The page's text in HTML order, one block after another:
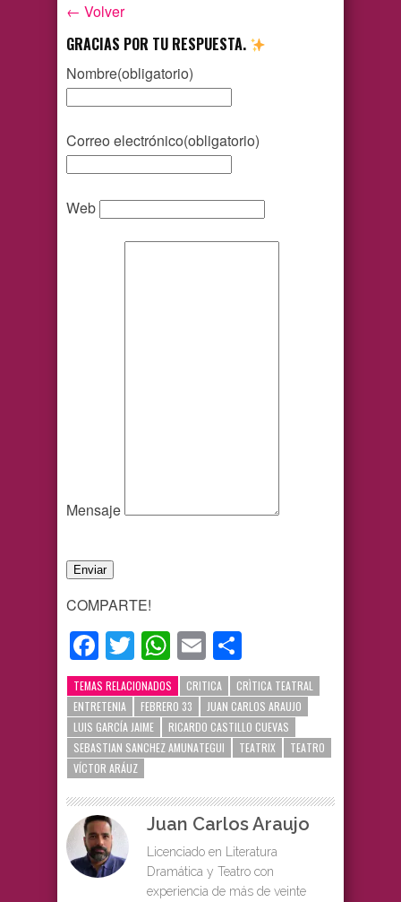
← Volver
GRACIAS POR TU RESPUESTA.
Nombre(obligatorio)
Correo electrónico(obligatorio)
Web
Mensaje
Enviar
COMPARTE!
Facebook
TwitterWhatsApp
Email
TEMAS RELACIONADOS CRITICA
CRÌTICA TEATRAL
ENTRETENIA
FEBRERO 33
JUAN CARLOS ARAUJO
LUIS GARCÍA JAIME
RICARDO CASTILLO CUEVAS
SEBASTIAN SANCHEZ AMUNATEGUI
TEATRIX
TEATRO
VÍCTOR ARÁUZ
Juan Carlos Araujo
Licenciado en Literatura
Dramática y Teatro con
experiencia de más de veinte